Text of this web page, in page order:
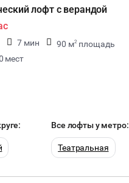
лофт с верандой
7 мин 90 м2 площадь
мест
Все лофты у метро:
Театральная